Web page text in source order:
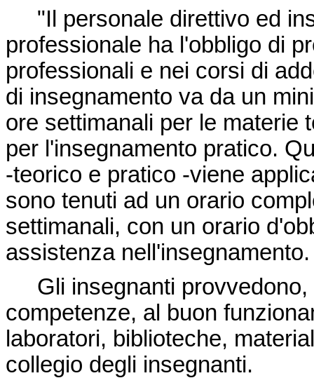
"Il personale direttivo ed
professionale ha l'obbligo di
professionali e nei corsi di
di insegnamento va da un
ore settimanali per le materie
per l'insegnamento pratico.
-teorico e pratico -viene
sono tenuti ad un orario
settimanali, con un orario
assistenza nell'insegnamento.
Gli insegnanti provvedono,
competenze, al buon
laboratori, biblioteche,
collegio degli insegnanti.